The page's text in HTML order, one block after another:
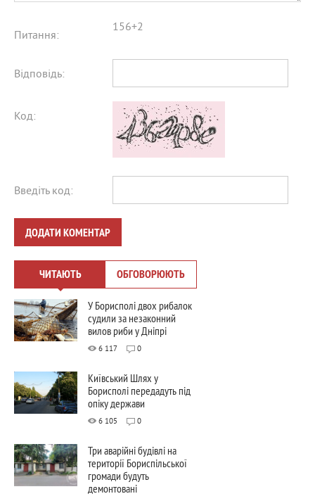
Питання:
156+2
Відповідь:
Код:
Введіть код:
ДОДАТИ КОМЕНТАР
ЧИТАЮТЬ ОБГОВОРЮЮТЬ
У Борисполі двох рибалок
судили за незаконний
вилов риби у Дніпрі
6 117 0
Київський Шлях у
Борисполі передадуть під
опіку держави
6 105 0
Три аварійні будівлі на
території Бориспільської
громади будуть
демонтовані